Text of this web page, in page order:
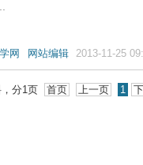
网 网站编辑 2013-11-25
分1页 首页 上一页 1